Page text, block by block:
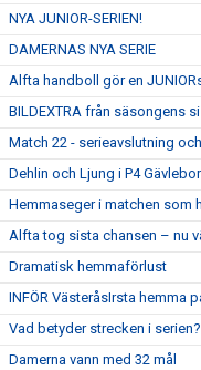
NYA JUNIOR-SERIEN!
DAMERNAS NYA SERIE
Alfta handboll gör en
BILDEXTRA från säsongens
Match 22 - serieavslutning
Dehlin och Ljung i P4
Hemmaseger i matchen som
Alfta tog sista chansen – nu
Dramatisk hemmaförlust
INFÖR VästeråsIrsta hemma
Vad betyder strecken i serien?
Damerna vann med 32 mål